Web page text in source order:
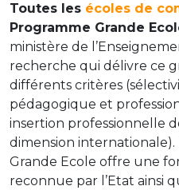
Toutes les écoles de
Programme Grande
ministère de
recherche qui délivre ce
différents critères
pédagogique et
insertion professionnelle
dimension
Grande Ecole offre une
reconnue par l’Etat ainsi